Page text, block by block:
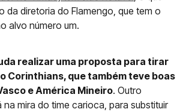
da diretoria do Flamengo, que tem o
alvo número um.
realizar uma proposta para tirar
Corinthians, que também teve boas
e América Mineiro. Outro
na mira do time carioca, para substituir